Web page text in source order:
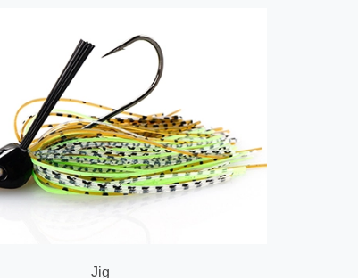
Jig